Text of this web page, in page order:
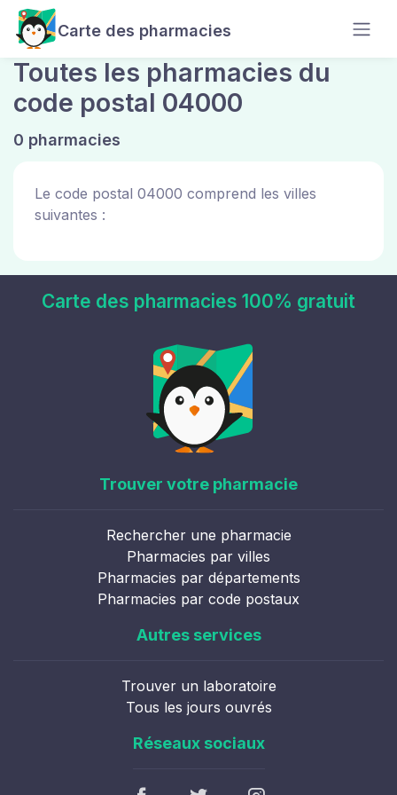
Carte des pharmacies
Toutes les pharmacies du
code postal 04000
0 pharmacies
Le code postal 04000 comprend les villes
suivantes :
Carte des pharmacies 100% gratuit
Trouver votre pharmacie
Rechercher une pharmacie
Pharmacies par villes
Pharmacies par départements
Pharmacies par code postaux
Autres services
Trouver un laboratoire
Tous les jours ouvrés
Réseaux sociaux